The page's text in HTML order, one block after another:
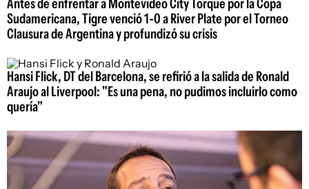
Sudamericana, Tigre venció 1-0 a River Plate por el Torneo
Clausura de Argentina y profundizó su crisis
Hansi Flick, DT del Barcelona, se refirió a la salida de Ronald
Araujo al Liverpool: "Es una pena, no pudimos incluirlo como
quería"